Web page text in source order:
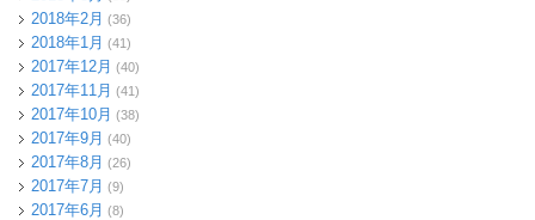
2018年2月 (36)
2018年1月 (41)
2017年12月 (40)
2017年11月 (41)
2017年10月 (38)
2017年9月 (40)
2017年8月 (26)
2017年7月 (9)
2017年6月 (8)